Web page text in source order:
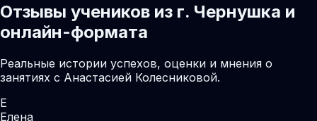
Отзывы учеников из г. Чернушка и
онлайн-формата
Реальные истории успехов, оценки и мнения о
занятиях с Анастасией Колесниковой.
Е
Елена